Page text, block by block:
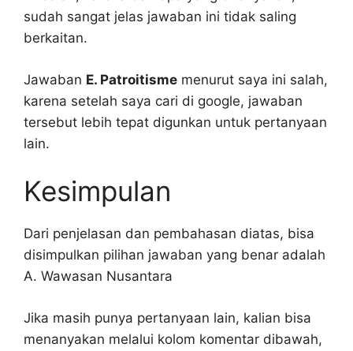
sudah sangat jelas jawaban ini tidak saling
berkaitan.
Jawaban E. Patroitisme menurut saya ini salah,
karena setelah saya cari di google, jawaban
tersebut lebih tepat digunkan untuk pertanyaan
lain.
Kesimpulan
Dari penjelasan dan pembahasan diatas, bisa
disimpulkan pilihan jawaban yang benar adalah
A. Wawasan Nusantara
Jika masih punya pertanyaan lain, kalian bisa
menanyakan melalui kolom komentar dibawah,